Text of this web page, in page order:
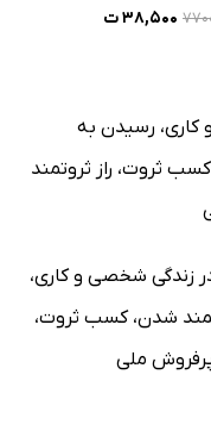
۳۸,۵۰۰ ت
کاری، رسیدن به
کسب ثروت، راز ثروتمند
زندگی شخصی و کاری،
شدن،کسب ثروت،
ملی